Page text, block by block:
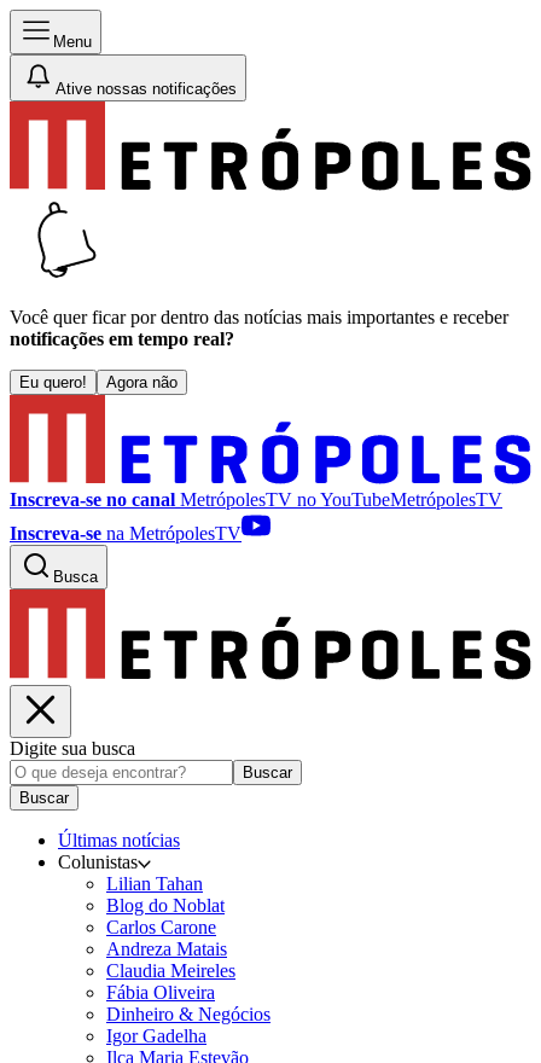
Menu
Ative nossas notificações
Você quer ficar por dentro das notícias mais importantes e receber
notificações em tempo real?
Eu quero! Agora não
Inscreva-se no canal MetrópolesTV noYouTubeMetrópolesTV
Inscreva-se na MetrópolesTV
Busca
Digite sua busca
Buscar
Buscar
Últimas notícias
Colunistas
Lilian Tahan
Blog do Noblat
Carlos Carone
Andreza Matais
Claudia Meireles
Fábia Oliveira
Dinheiro & Negócios
Igor Gadelha
Ilca Maria Estevão